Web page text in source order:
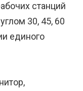
станций
30, 45, 60
единого